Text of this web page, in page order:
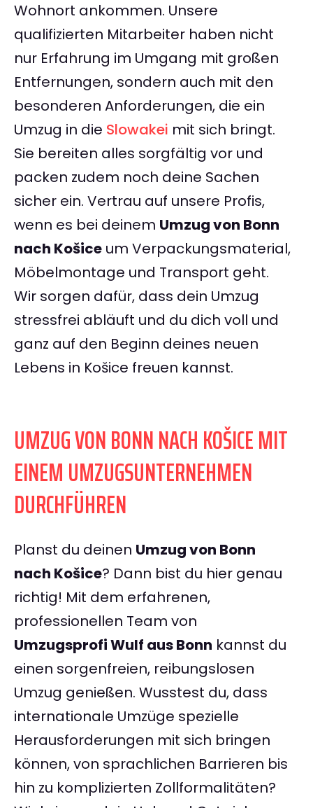
Wohnort ankommen. Unsere
qualifizierten Mitarbeiter haben nicht
nur Erfahrung im Umgang mit großen
Entfernungen, sondern auch mit den
besonderen Anforderungen, die ein
Umzug in die Slowakei mit sich bringt.
Sie bereiten alles sorgfältig vor und
packen zudem noch deine Sachen
sicher ein. Vertrau auf unsere Profis,
wenn es bei deinem Umzug von Bonn
nach Košice um Verpackungsmaterial,
Möbelmontage und Transport geht.
Wir sorgen dafür, dass dein Umzug
stressfrei abläuft und du dich voll und
ganz auf den Beginn deines neuen
Lebens in Košice freuen kannst.
UMZUG VON BONN NACH KOŠICE MIT
EINEM UMZUGSUNTERNEHMEN
DURCHFÜHREN
Planst du deinen Umzug von Bonn
nach Košice? Dann bist du hier genau
richtig! Mit dem erfahrenen,
professionellen Team von
Umzugsprofi Wulf aus Bonn kannst du
einen sorgenfreien, reibungslosen
Umzug genießen. Wusstest du, dass
internationale Umzüge spezielle
Herausforderungen mit sich bringen
können, von sprachlichen Barrieren bis
hin zu komplizierten Zollformalitäten?